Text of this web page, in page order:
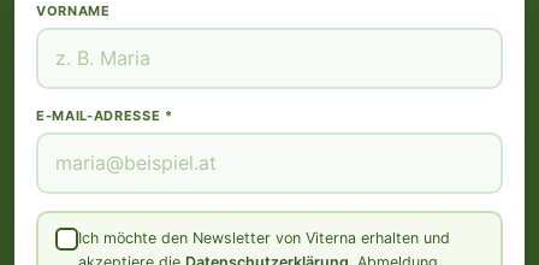
VORNAME
E-MAIL-ADRESSE *
Ich möchte den Newsletter von Viterna erhalten und